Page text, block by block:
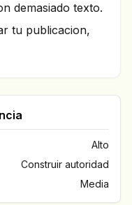
demasiado texto.
tu publicacion,
Alto
Construir autoridad
Media